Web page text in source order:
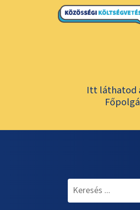
Itt láthatod